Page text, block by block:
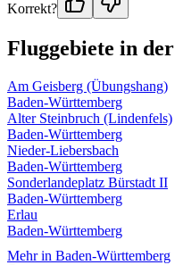
Korrekt?
Fluggebiete in
Am Geisberg (Übungshang)
Baden-Württemberg
Alter Steinbruch (Lindenfels)
Baden-Württemberg
Nieder-Liebersbach
Baden-Württemberg
Sonderlandeplatz Bürstadt II
Baden-Württemberg
Erlau
Baden-Württemberg
Mehr in Baden-Württemberg